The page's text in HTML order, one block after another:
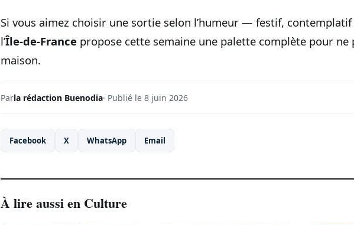
Si vous aimez choisir une sortie selon l’humeur — festif,
l’Île-de-France propose cette semaine une palette complète pour ne
maison.
Parla rédaction Buenodia· Publié le 8 juin 2026
Facebook X WhatsApp Email
À lire aussi en Culture